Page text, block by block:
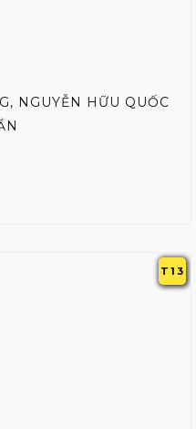
NGUYỄN HỮU QUỐC
T13